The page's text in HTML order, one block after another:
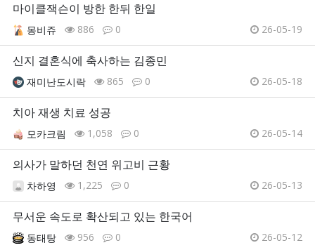
마이클잭슨이 방한 한뒤 한일
몽비쥬 886 0 26-05-19
신지 결혼식에 축사하는 김종민
재미난도시락 865 0 26-05-18
치아 재생 치료 성공
모카크림 1,058 0 26-05-14
의사가 말하던 천연 위고비 근황
차하영 1,225 0 26-05-13
무서운 속도로 확산되고 있는 한국어
동태탕 956 0 26-05-12